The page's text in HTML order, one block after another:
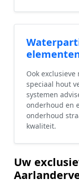
Ook
speciaal hout
systemen
onderhoud en
onderhoud
kwaliteit.
Uw